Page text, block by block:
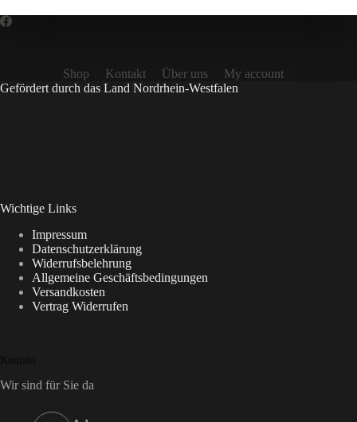
Shop Kontakt Über uns
My account
Gefördert durch das Land Nordrhein-Westfalen
Wichtige Links
Impressum
Datenschutzerklärung
Widerrufsbelehrung
Allgemeine Geschäftsbedingungen
Versandkosten
Vertrag Widerrufen
Kontakt
Wir sind für Sie da